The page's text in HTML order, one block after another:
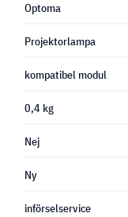
Optoma
Projektorlampa
kompatibel modul
0,4 kg
Nej
Ny
införselservice